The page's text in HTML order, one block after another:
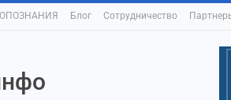
Блог Сотрудничество